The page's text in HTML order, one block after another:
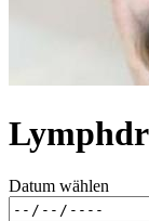
Datum wählen